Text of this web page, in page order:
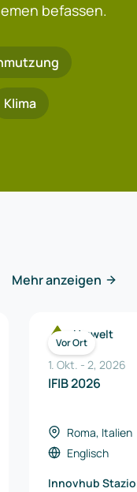
befassen.
Klima
Mehr anzeigen
Vor Ort
Umwelt
1. Okt. - 2, 2026
IFIB 2026
Roma, Italien
Englisch
Innovhub